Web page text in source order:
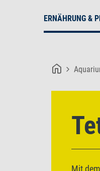
ERNÄHRUNG &
Mit